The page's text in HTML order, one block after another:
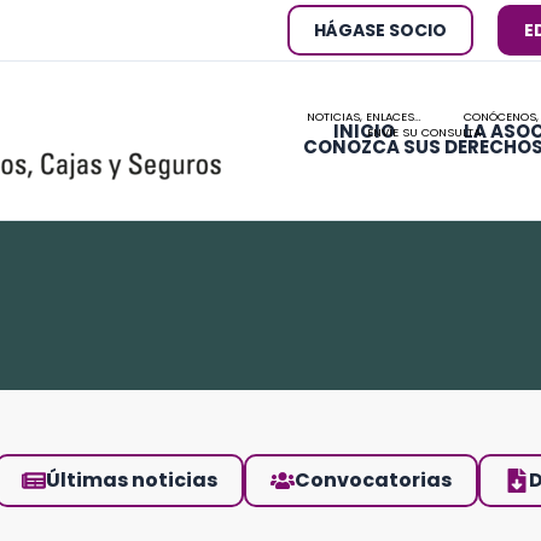
HÁGASE SOCIO
INICIO
NOTICIAS, ENLACES…
LA
CONÓCENOS,
CONOZCA SUS DERECHOS
ENVÍE SU CONSULTA
Últimas noticias Convocatorias